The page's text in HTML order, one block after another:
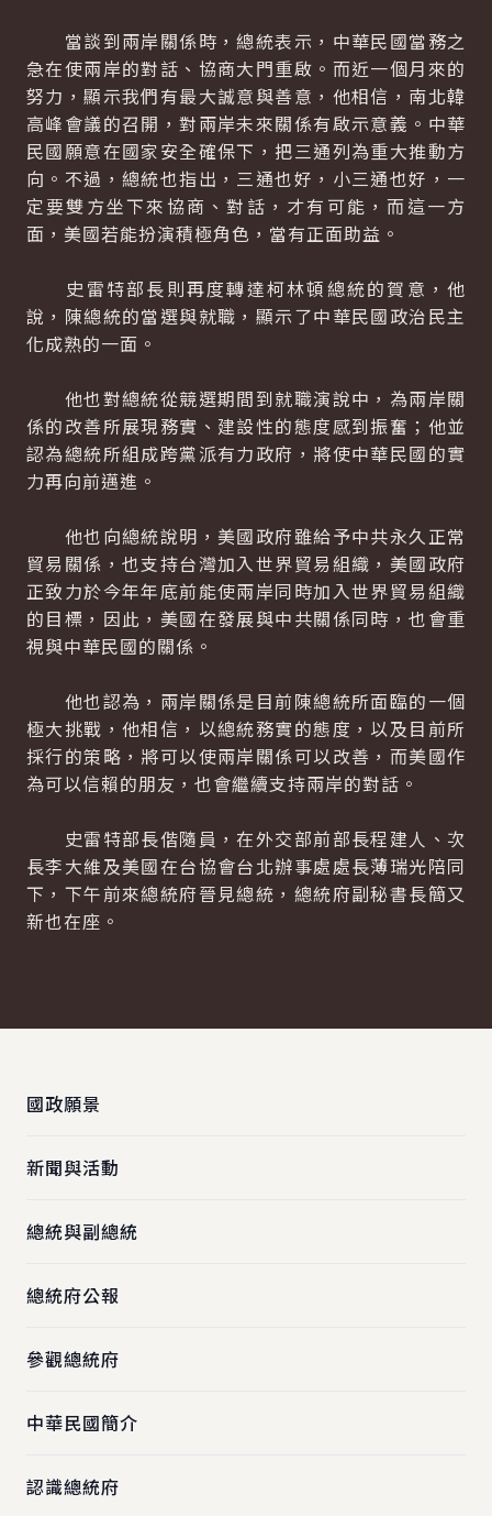
當談到兩岸關係時，總統表示，中華民國當務之
急在使兩岸的對話、協商大門重啟。而近一個月來的
努力，顯示我們有最大誠意與善意，他相信，南北韓
高峰會議的召開，對兩岸未來關係有啟示意義。中華
民國願意在國家安全確保下，把三通列為重大推動方
向。不過，總統也指出，三通也好，小三通也好，一
定要雙方坐下來協商、對話，才有可能，而這一方
面，美國若能扮演積極角色，當有正面助益。
史雷特部長則再度轉達柯林頓總統的賀意，他
說，陳總統的當選與就職，顯示了中華民國政治民主
化成熟的一面。
他也對總統從競選期間到就職演說中，為兩岸關
係的改善所展現務實、建設性的態度感到振奮；他並
認為總統所組成跨黨派有力政府，將使中華民國的實
力再向前邁進。
他也向總統說明，美國政府雖給予中共永久正常
貿易關係，也支持台灣加入世界貿易組織，美國政府
正致力於今年年底前能使兩岸同時加入世界貿易組織
的目標，因此，美國在發展與中共關係同時，也會重
視與中華民國的關係。
他也認為，兩岸關係是目前陳總統所面臨的一個
極大挑戰，他相信，以總統務實的態度，以及目前所
採行的策略，將可以使兩岸關係可以改善，而美國作
為可以信賴的朋友，也會繼續支持兩岸的對話。
史雷特部長偕隨員，在外交部前部長程建人、次
長李大維及美國在台協會台北辦事處處長薄瑞光陪同
下，下午前來總統府晉見總統，總統府副秘書長簡又
新也在座。
國政願景
新聞與活動
總統與副總統
總統府公報
參觀總統府
中華民國簡介
認識總統府